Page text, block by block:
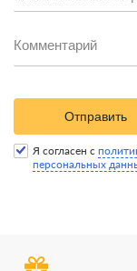
Отправить
Я согласен с
персональных